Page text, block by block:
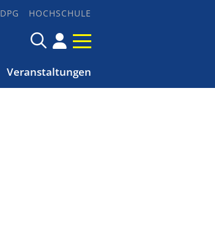
DPG HOCHSCHULE
Veranstaltungen